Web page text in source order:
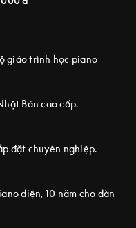
giáo trình học piano
Bản cao cấp.
đặt chuyên nghiệp.
điện, 10 năm cho đàn